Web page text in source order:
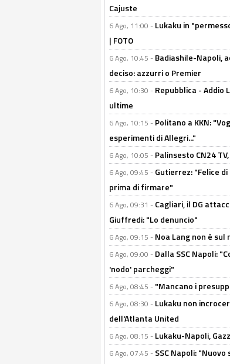
Cajuste
6 Ago, 11:00 - Lukaku in
| FOTO
6 Ago, 10:45 - Badiashile-Napoli,
deciso: azzurri o Premier
6 Ago, 10:30 - Repubblica - Addio
ultime
6 Ago, 10:15 - Politano a KKN:
esperimenti di Allegri..."
6 Ago, 10:05 - Palinsesto CN24
6 Ago, 09:45 - Gutierrez: "Felice
prima di firmare"
6 Ago, 09:31 - Cagliari, il DG
Giuffredi: "Lo denuncio"
6 Ago, 09:15 - Noa Lang non è
6 Ago, 09:00 - Dalla SSC Napoli:
'nodo' parcheggi"
6 Ago, 08:45 - "Mancano i
6 Ago, 08:30 - Lukaku non
dell'Atlanta United
6 Ago, 08:15 - Lukaku-Napoli,
6 Ago, 07:45 - SSC Napoli: